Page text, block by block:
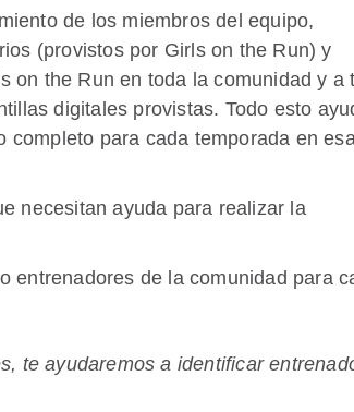
de los miembros del equipo,
(provistos por Girls on the Run) y
on the Run en toda la comunidad y a
digitales provistas. Todo esto
completo para cada temporada en esa
necesitan ayuda para realizar la
entrenadores de la comunidad para
te ayudaremos a identificar